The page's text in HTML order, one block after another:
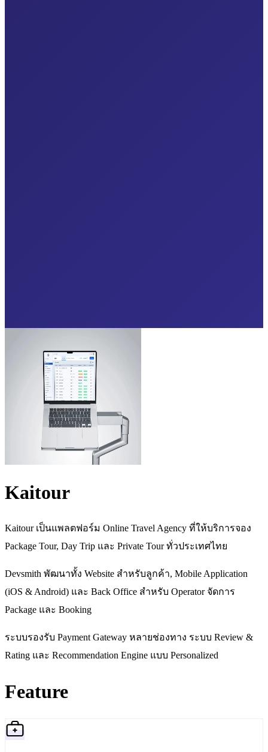
Kaitour
Kaitour เป็นแพลตฟอร์ม Online Travel Agency ที่ให้บริการจอง
Package Tour, Day Trip และ Private Tour ทั่วประเทศไทย
Devsmith พัฒนาทั้ง Website สำหรับลูกค้า, Mobile Application
(iOS & Android) และ Back Office สำหรับ Operator จัดการ
Package และ Booking
ระบบรองรับ Payment Gateway หลายช่องทาง ระบบ Review &
Rating และ Recommendation Engine แบบ Personalized
Feature